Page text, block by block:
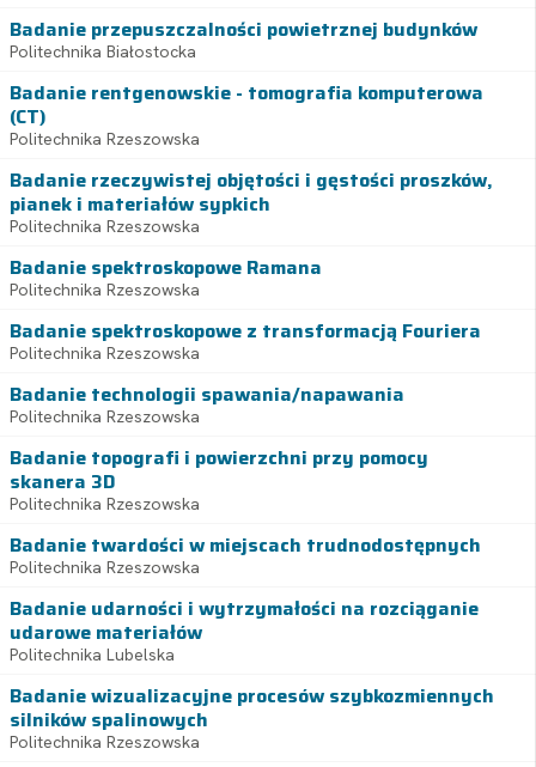
Badanie przepuszczalności powietrznej budynków
Politechnika Białostocka
Badanie rentgenowskie - tomografia komputerowa
(CT)
Politechnika Rzeszowska
Badanie rzeczywistej objętości i gęstości proszków,
pianek i materiałów sypkich
Politechnika Rzeszowska
Badanie spektroskopowe Ramana
Politechnika Rzeszowska
Badanie spektroskopowe z transformacją Fouriera
Politechnika Rzeszowska
Badanie technologii spawania/napawania
Politechnika Rzeszowska
Badanie topografi i powierzchni przy pomocy
skanera 3D
Politechnika Rzeszowska
Badanie twardości w miejscach trudnodostępnych
Politechnika Rzeszowska
Badanie udarności i wytrzymałości na rozciąganie
udarowe materiałów
Politechnika Lubelska
Badanie wizualizacyjne procesów szybkozmiennych
silników spalinowych
Politechnika Rzeszowska